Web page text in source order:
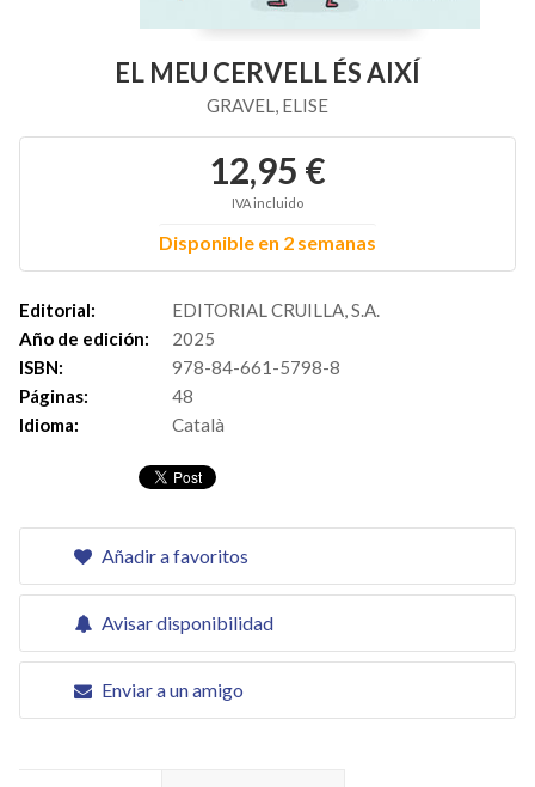
EL MEU CERVELL ÉS AIXÍ
GRAVEL, ELISE
12,95 €
IVA incluido
Disponible en 2 semanas
Editorial:
EDITORIAL CRUILLA, S.A.
Año de edición:
2025
ISBN:
978-84-661-5798-8
Páginas:
48
Idioma:
Català
Añadir a favoritos
Avisar disponibilidad
Enviar a un amigo